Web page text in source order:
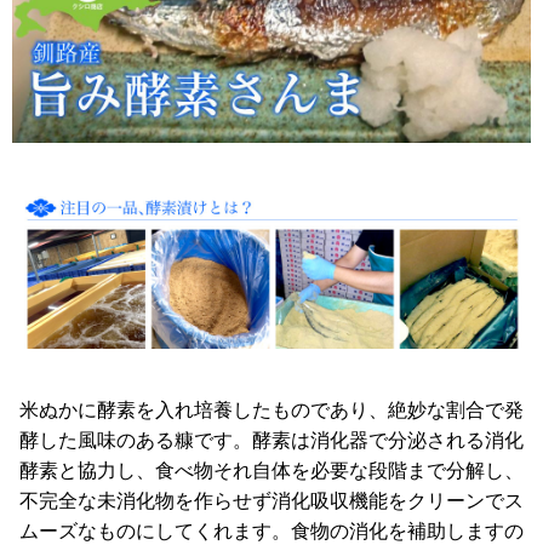
米ぬかに酵素を入れ培養したものであり、絶妙な割合で発
酵した風味のある糠です。酵素は消化器で分泌される消化
酵素と協力し、食べ物それ自体を必要な段階まで分解し、
不完全な未消化物を作らせず消化吸収機能をクリーンでス
ムーズなものにしてくれます。食物の消化を補助しますの